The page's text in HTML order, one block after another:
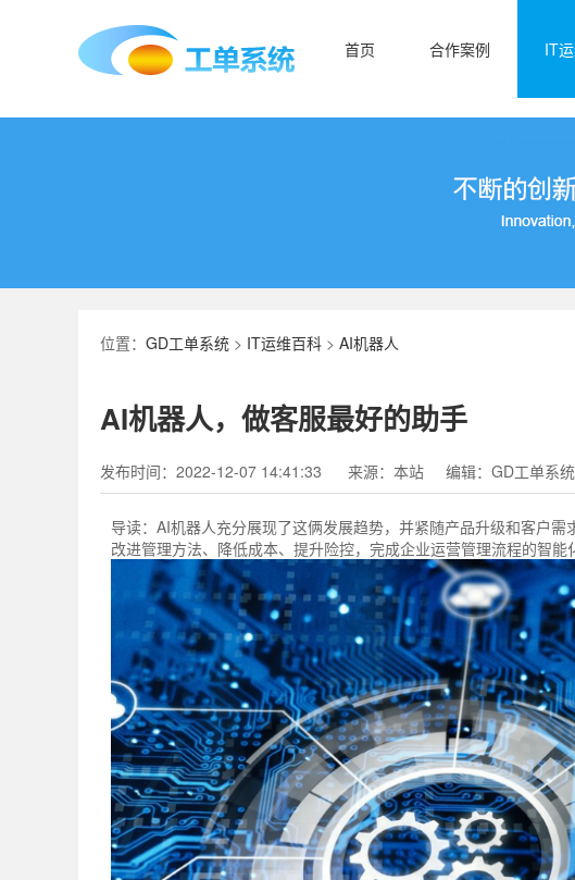
首页 合作案例 IT
位置： GD工单系统 > IT运维百科 > AI机器人
AI机器人，做客服最好的助手
发布时间：2022-12-07 14:41:33 来源：本站 编辑：GD工单系统
导读： AI机器人充分展现了这俩发展趋势，并紧随产品升级和客户
改进管理方法、降低成本、提升险控，完成企业运营管理流程的智能